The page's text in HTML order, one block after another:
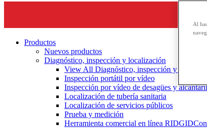
Productos
Nuevos productos
Diagnóstico, inspección y localización
View All Diagnóstico, inspección y
Inspección portátil por vídeo
Inspección por vídeo de desagües y
Localización de tubería sanitaria
Localización de servicios públicos
Prueba y medición
Herramienta comercial en línea
Al